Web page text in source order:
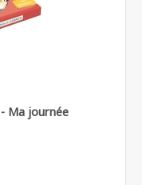
Ma journée